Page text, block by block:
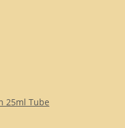
25ml Tube